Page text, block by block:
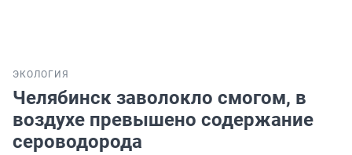
ЭКОЛОГИЯ
Челябинск заволокло смогом, в
воздухе превышено содержание
сероводорода